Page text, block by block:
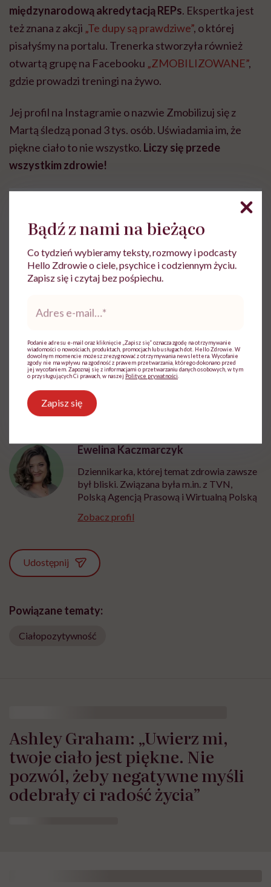
międzynarodową akredytacją REPs. Ekspertka jest
też znana z akcji „Te dupy są prawdziwe”, o której
pisałyśmy na portalu. Trenerka stworzyła również
otwartą grupę na Facebooku „ZMOBILIZOWANE”,
gdzie prowadzi treningi na żywo.
Jej profil na Instagramie o nazwie Zmobilizuj się z
Martą śledzą ponad 3 tys. osób. Uświadamia im, że
piękne ciało to nie wszystko. Liczy się przede
wszystkim zdrowie!
Do wyświetlenia tego materiału z zewnętrznego
serwisu (Instagram, Facebook, YouTube, itp.)
wymagana jest zgoda na pliki cookie.
Ewelina Kaczmarczyk
Dziennikarka, której temat zdrowia zawsze
był bliski. Związana była m.in. z TVN,
Polską Agencją Prasową i Wirtualną Polską
Zobacz profil
Udostępnij
Powiązane tematy:
Ciałopozytywność
Ashley Graham: „Uwierz mi,
twoje ciało jest piękne. Nie
pozwól, żeby negatywne myśli
odebrały ci radość życia”
Bądź z nami na bieżąco
Co tydzień wybieramy teksty, rozmowy i podcasty
Hello Zdrowie o ciele, psychice i codziennym życiu.
Zapisz się i czytaj bez pośpiechu.
mail*
Podanie adresu e-mail oraz kliknięcie „Zapisz się” oznacza zgodę na otrzymywanie
wiadomości o nowościach, produktach, promocjach lub usługach dot. Hello Zdrowie. W
dowolnym momencie możesz zrezygnować z otrzymywania newslettera. Wycofanie
zgody nie ma wpływu na zgodność z prawem przetwarzania, którego dokonano przed
jej wycofaniem. Zapoznaj się z informacjami o przetwarzaniu danych osobowych, w tym
o przysługujących Ci prawach, w naszej Polityce prywatności
Zapisz się